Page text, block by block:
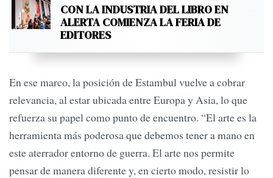
CON LA INDUSTRIA DEL LIBRO EN
ALERTA COMIENZA LA FERIA DE
EDITORES
En ese marco, la posición de Estambul vuelve a cobrar
relevancia, al estar ubicada entre Europa y Asia, lo que
refuerza su papel como punto de encuentro. “El arte es la
herramienta más poderosa que debemos tener a mano en
este aterrador entorno de guerra. El arte nos permite
pensar de manera diferente y, en cierto modo, resistir lo